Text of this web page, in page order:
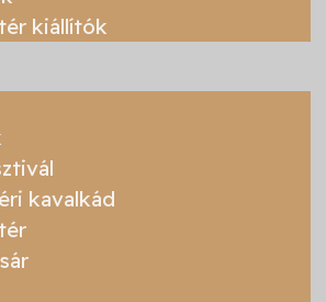
kiállítók
kavalkád